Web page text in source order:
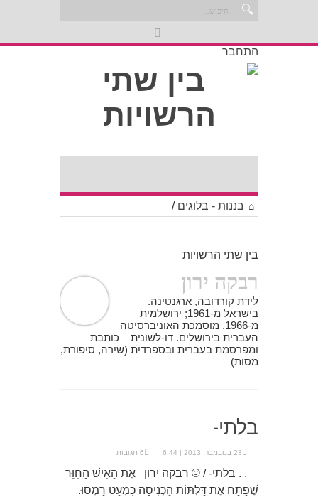
התחבר
בננות - בלוגים /
בין שתי הרשויות
רבקה ירון
לידת קורדובה, ארגנטינה.
בישראל מ-1961; ירושלמית
מ-1966. מוסמכת האוניברסיטה
העברית בירושלים. דו-לשונית – כותבת
ומפרסמת בעברית ובספרדית (שירה, סיפורת,
מסות)
בלתי-
23 בנובמבר, 2013 | 6:44 6 תגובות
. . בלתי- / © רבקה ירון אֶת הָאִישׁ הַחִוֵּר
שֶׁפָּתַח אֶת דַּלְתּוֹת הַכְּנִיסָה כִּמְעַט רָמְסוּ.